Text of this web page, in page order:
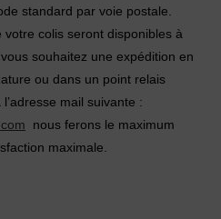
standard par voie postale.
colis seront disponibles à
souhaitez une expédition en
ou dans un point relais
mail suivante :
nous ferons le maximum
maximale.